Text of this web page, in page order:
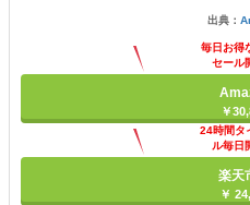
出典：
毎日お得
セール
￥
24時間タ
ル毎日
楽天
￥